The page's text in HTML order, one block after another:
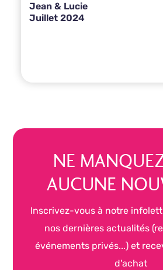
Jean & Lucie
Juillet 2024
NE
AUCUNE
Inscrivez-vous à notre
nos dernières actualités
événements privés...) et
d'achat